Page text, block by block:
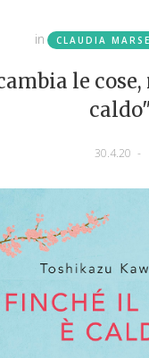
in CLAUDIA
le
30.4.20 -